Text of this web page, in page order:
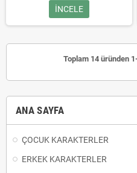
ANA SAYFA
ÇOCUK KARAKTERLER
ERKEK KARAKTERLER
INCELE
Toplam 14 üründen